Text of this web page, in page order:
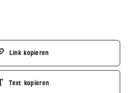
Link kopieren
Text kopieren